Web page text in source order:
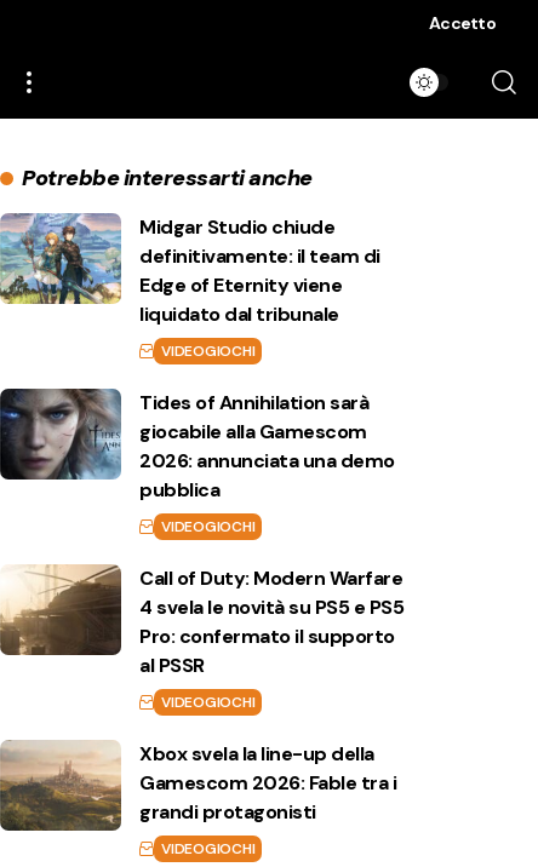
Accetto
Potrebbe interessarti anche
Midgar Studio chiude
definitivamente: il team di
Edge of Eternity viene
liquidato dal tribunale
VIDEOGIOCHI
Tides of Annihilation sarà
giocabile alla Gamescom
2026: annunciata una demo
pubblica
VIDEOGIOCHI
Call of Duty: Modern Warfare
4 svela le novità su PS5 e PS5
Pro: confermato il supporto
al PSSR
VIDEOGIOCHI
Xbox svela la line-up della
Gamescom 2026: Fable tra i
grandi protagonisti
VIDEOGIOCHI